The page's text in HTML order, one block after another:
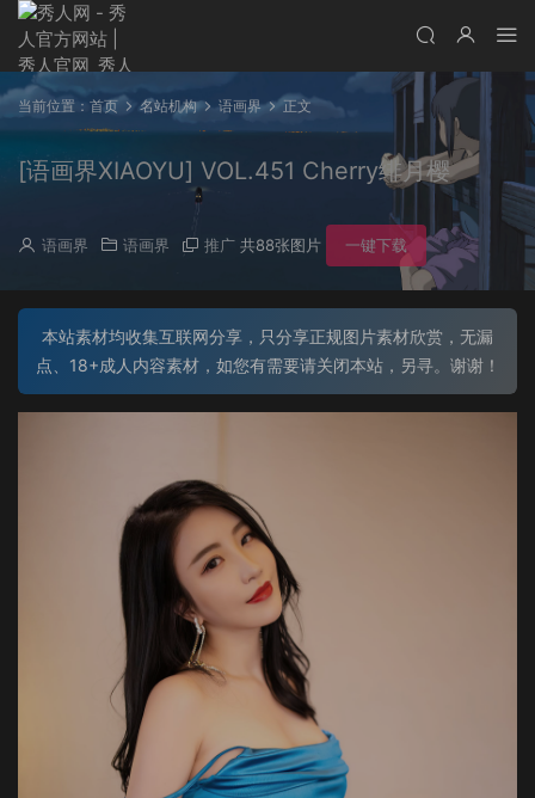
当前位置： 首页 名站机构 语画界 正文
[语画界XIAOYU] VOL.451 Cherry绯月樱
语画界 语画界 推广 共88张图片 一键下载
本站素材均收集互联网分享，只分享正规图片素材欣赏，无漏
点、18+成人内容素材，如您有需要请关闭本站，另寻。谢谢！